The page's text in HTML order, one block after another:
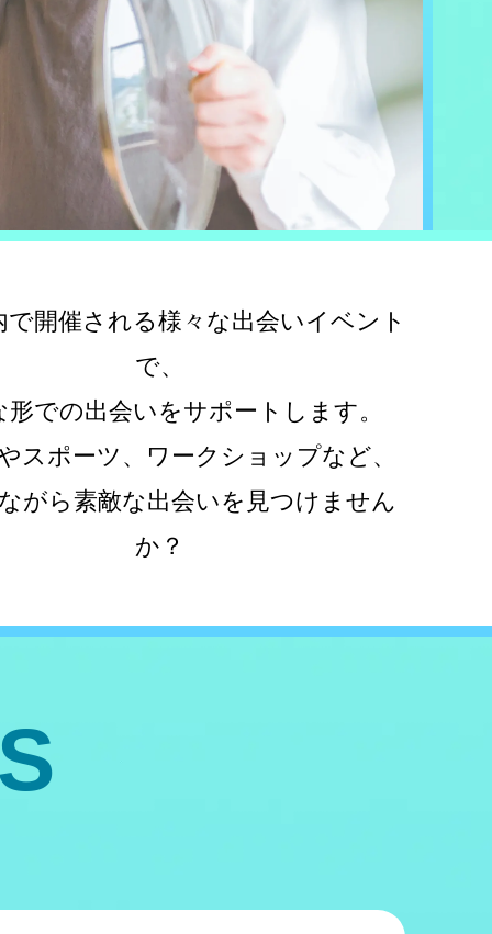
で開催される様々な出会いイベント
で、
形での出会いをサポートします。
スポーツ、ワークショップなど、
がら素敵な出会いを見つけません
か？